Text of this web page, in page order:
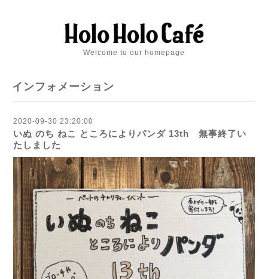
Welcome to our homepage
インフォメーション
2020-09-30 23:20:00
いぬ のち ねこ ところによりパンダ 13th 無事終了い
たしました